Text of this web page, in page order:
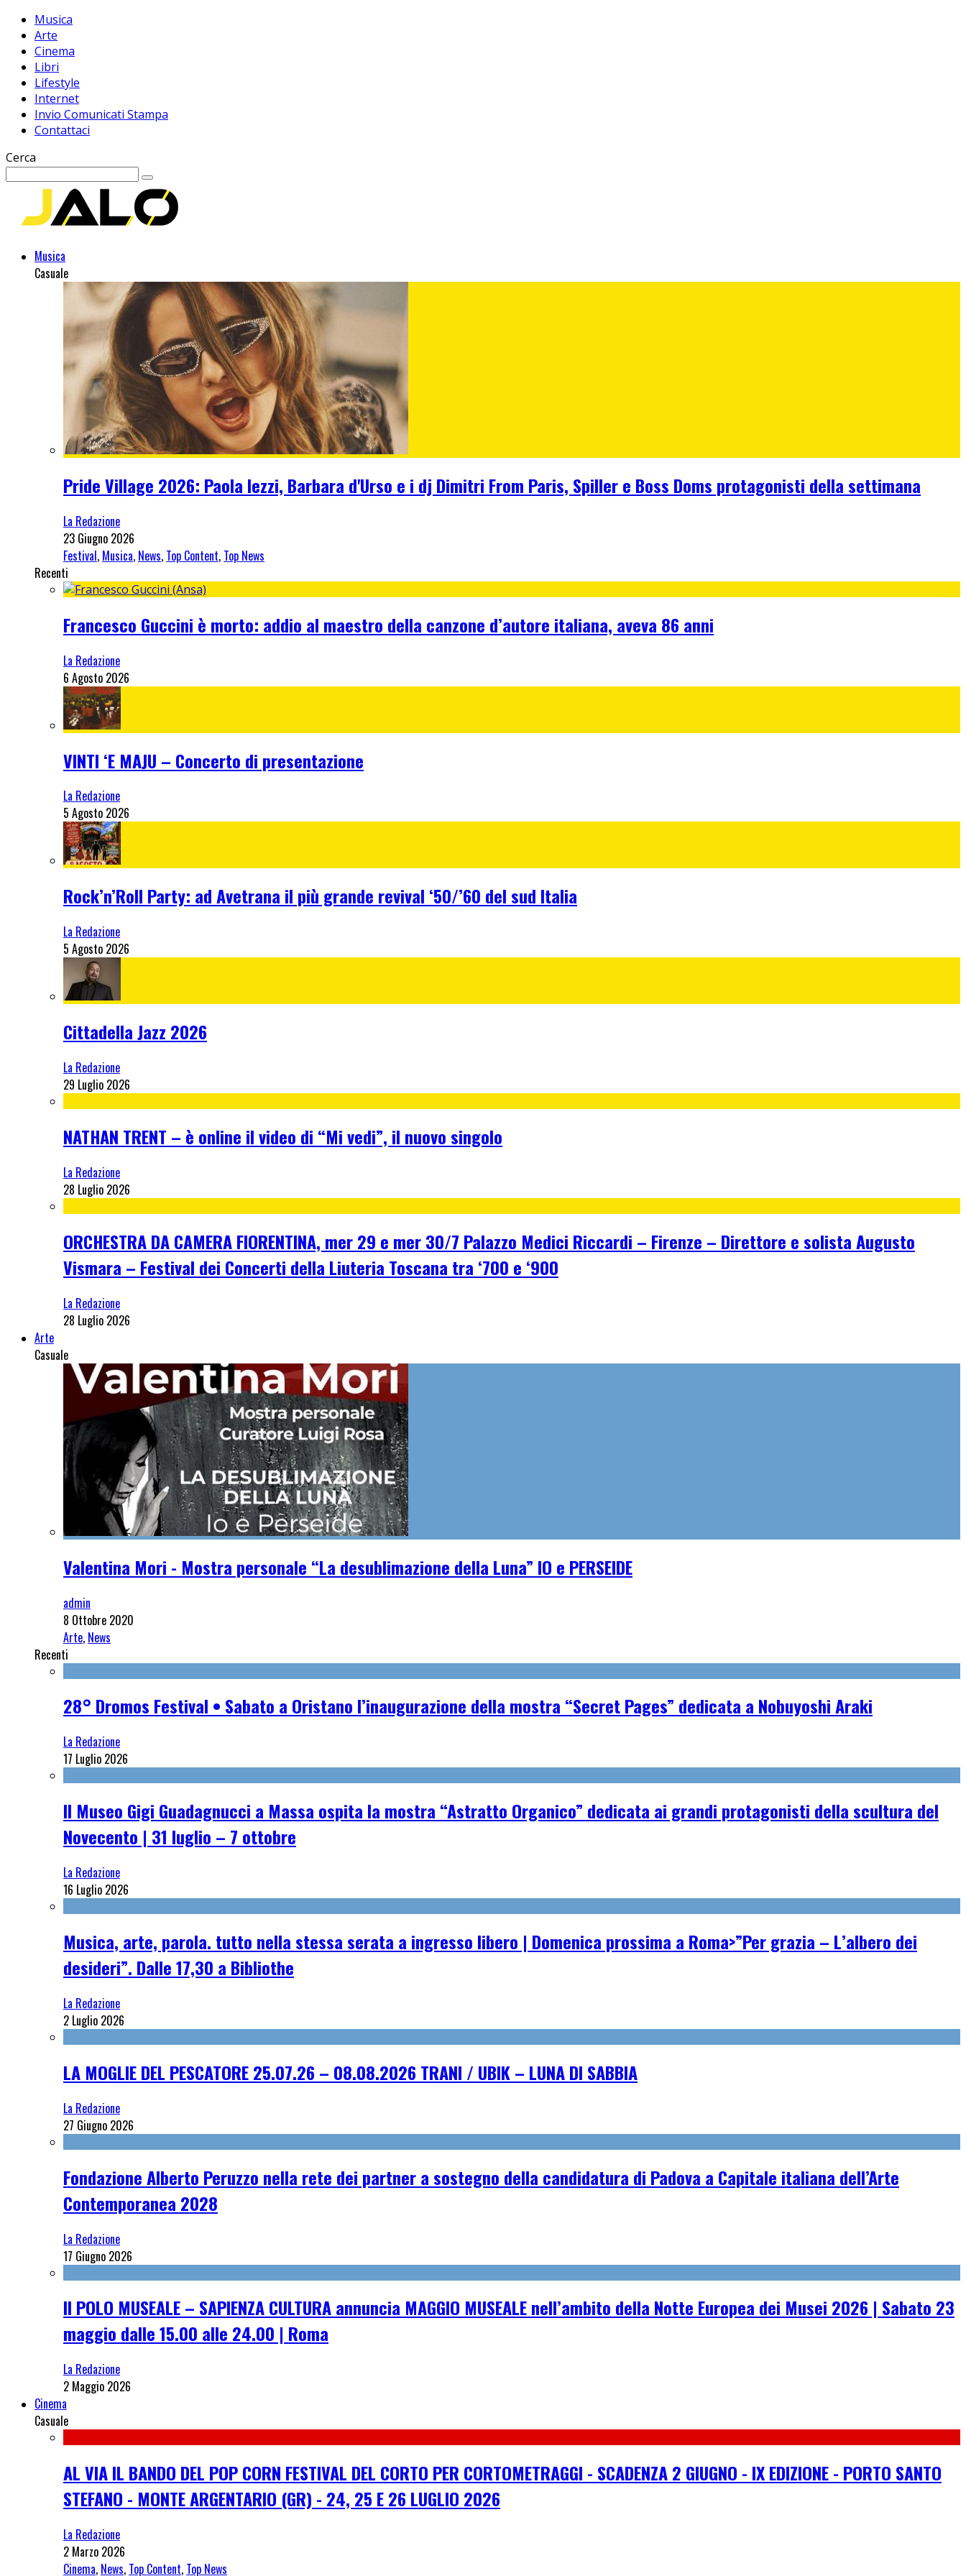
Musica
Arte
Cinema
Libri
Lifestyle
Internet
Invio Comunicati Stampa
Contattaci
Cerca
Musica
Casuale
Pride Village 2026: Paola Iezzi, Barbara d'Urso e i dj Dimitri From Paris, Spiller e Boss Doms protagonisti della settimana
La Redazione
23 Giugno 2026
Festival, Musica, News, Top Content, Top News
Recenti
Francesco Guccini è morto: addio al maestro della canzone d’autore italiana, aveva 86 anni
La Redazione
6 Agosto 2026
VINTI ‘E MAJU – Concerto di presentazione
La Redazione
5 Agosto 2026
Rock’n’Roll Party: ad Avetrana il più grande revival ‘50/’60 del sud Italia
La Redazione
5 Agosto 2026
Cittadella Jazz 2026
La Redazione
29 Luglio 2026
NATHAN TRENT – è online il video di “Mi vedi”, il nuovo singolo
La Redazione
28 Luglio 2026
ORCHESTRA DA CAMERA FIORENTINA, mer 29 e mer 30/7 Palazzo Medici Riccardi – Firenze – Direttore e solista Augusto
Vismara – Festival dei Concerti della Liuteria Toscana tra ‘700 e ‘900
La Redazione
28 Luglio 2026
Arte
Casuale
Valentina Mori - Mostra personale “La desublimazione della Luna” IO e PERSEIDE
admin
8 Ottobre 2020
Arte, News
Recenti
28° Dromos Festival • Sabato a Oristano l’inaugurazione della mostra “Secret Pages” dedicata a Nobuyoshi Araki
La Redazione
17 Luglio 2026
Il Museo Gigi Guadagnucci a Massa ospita la mostra “Astratto Organico” dedicata ai grandi protagonisti della scultura del
Novecento | 31 luglio – 7 ottobre
La Redazione
16 Luglio 2026
Musica, arte, parola. tutto nella stessa serata a ingresso libero | Domenica prossima a Roma>”Per grazia – L’albero dei
desideri”. Dalle 17,30 a Bibliothe
La Redazione
2 Luglio 2026
LA MOGLIE DEL PESCATORE 25.07.26 – 08.08.2026 TRANI / UBIK – LUNA DI SABBIA
La Redazione
27 Giugno 2026
Fondazione Alberto Peruzzo nella rete dei partner a sostegno della candidatura di Padova a Capitale italiana dell’Arte
Contemporanea 2028
La Redazione
17 Giugno 2026
Il POLO MUSEALE – SAPIENZA CULTURA annuncia MAGGIO MUSEALE nell’ambito della Notte Europea dei Musei 2026 | Sabato 23
maggio dalle 15.00 alle 24.00 | Roma
La Redazione
2 Maggio 2026
Cinema
Casuale
AL VIA IL BANDO DEL POP CORN FESTIVAL DEL CORTO PER CORTOMETRAGGI - SCADENZA 2 GIUGNO - IX EDIZIONE - PORTO SANTO
STEFANO - MONTE ARGENTARIO (GR) - 24, 25 E 26 LUGLIO 2026
La Redazione
2 Marzo 2026
Cinema, News, Top Content, Top News